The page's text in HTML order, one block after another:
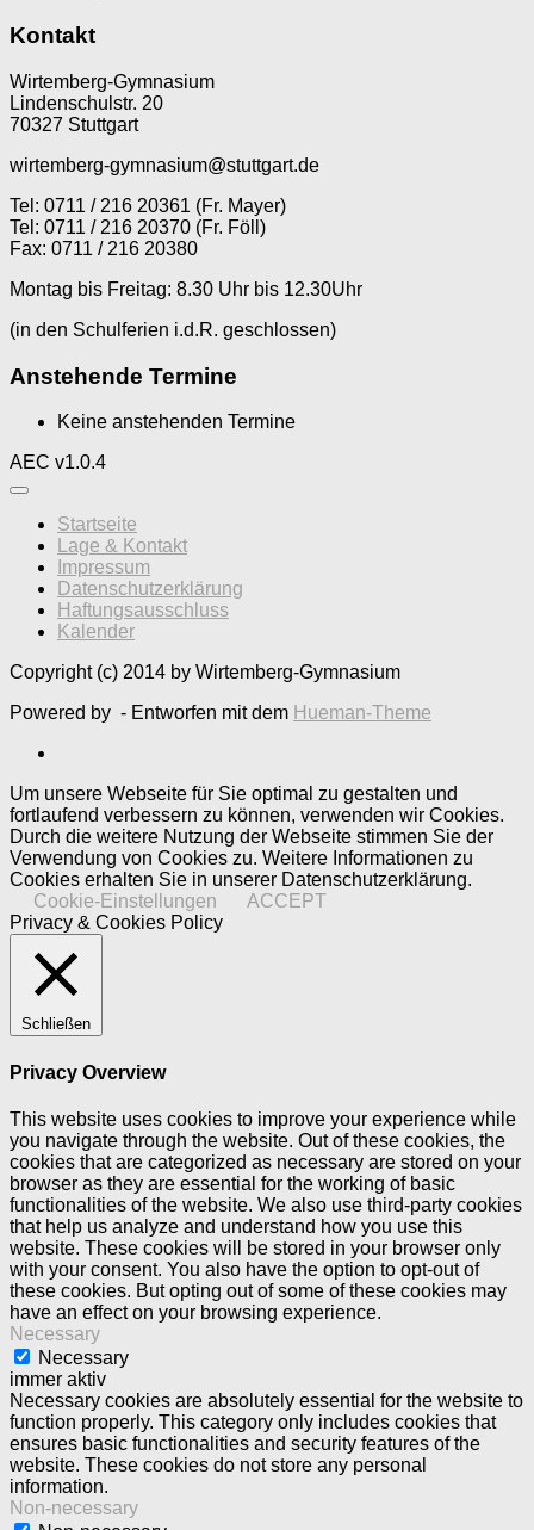
Kontakt
Wirtemberg-Gymnasium
Lindenschulstr. 20
70327 Stuttgart
wirtemberg-gymnasium@stuttgart.de
Tel: 0711 / 216 20361 (Fr. Mayer)
Tel: 0711 / 216 20370 (Fr. Föll)
Fax: 0711 / 216 20380
Montag bis Freitag: 8.30 Uhr bis 12.30Uhr
(in den Schulferien i.d.R. geschlossen)
Anstehende Termine
Keine anstehenden Termine
AEC v1.0.4
Startseite
Lage & Kontakt
Impressum
Datenschutzerklärung
Haftungsausschluss
Kalender
Copyright (c) 2014 by Wirtemberg-Gymnasium
Powered by - Entworfen mit dem Hueman-Theme
Um unsere Webseite für Sie optimal zu gestalten und
fortlaufend verbessern zu können, verwenden wir Cookies.
Durch die weitere Nutzung der Webseite stimmen Sie der
Verwendung von Cookies zu. Weitere Informationen zu
Cookies erhalten Sie in unserer Datenschutzerklärung.
Cookie-Einstellungen
ACCEPT
Privacy & Cookies Policy
Schließen
Privacy Overview
This website uses cookies to improve your experience while
you navigate through the website. Out of these cookies, the
cookies that are categorized as necessary are stored on your
browser as they are essential for the working of basic
functionalities of the website. We also use third-party cookies
that help us analyze and understand how you use this
website. These cookies will be stored in your browser only
with your consent. You also have the option to opt-out of
these cookies. But opting out of some of these cookies may
have an effect on your browsing experience.
Necessary
Necessary
immer aktiv
Necessary cookies are absolutely essential for the website to
function properly. This category only includes cookies that
ensures basic functionalities and security features of the
website. These cookies do not store any personal
information.
Non-necessary